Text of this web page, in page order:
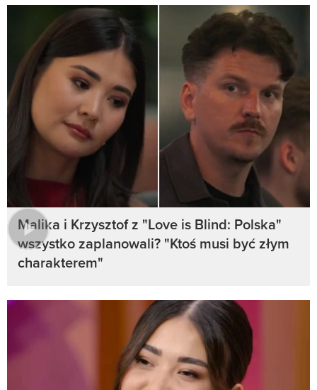
Malika i Krzysztof z "Love is Blind: Polska"
wszystko zaplanowali? "Ktoś musi być złym
charakterem"